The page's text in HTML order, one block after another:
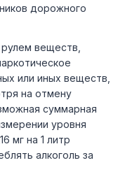
дорожного
веществ,
или иных веществ,
на отмену
суммарная
уровня
мг на 1 литр
алкоголь за